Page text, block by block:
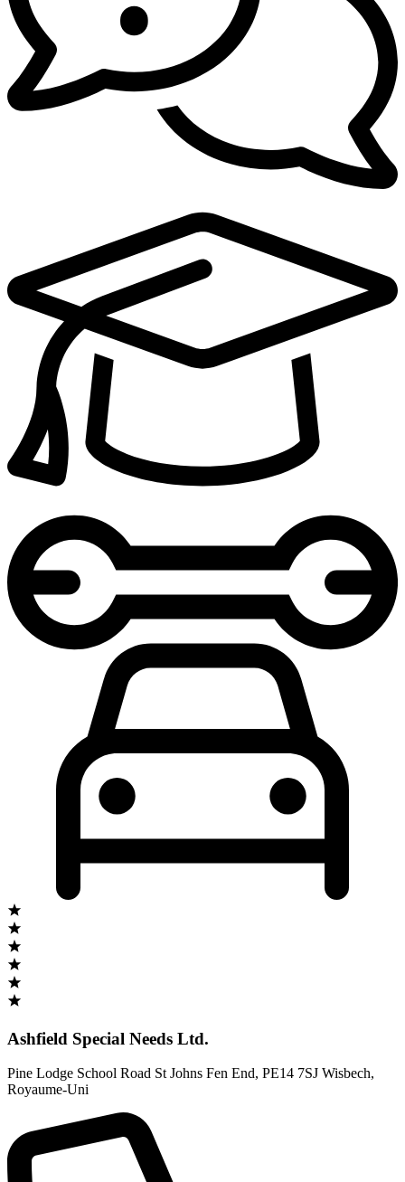
Ashfield Special Needs Ltd.
Pine Lodge School Road St Johns Fen End, PE14 7SJ Wisbech,
Royaume-Uni